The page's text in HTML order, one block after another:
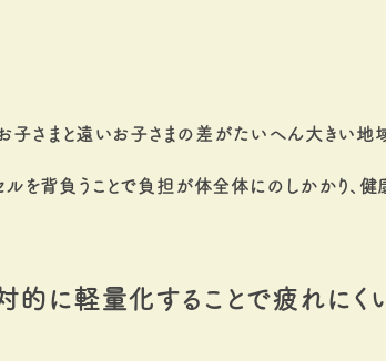
さまと遠いお子さまの差がたいへん大きい地域
を背負うことで負担が体全体にのしかかり、
的に軽量化することで疲れにく